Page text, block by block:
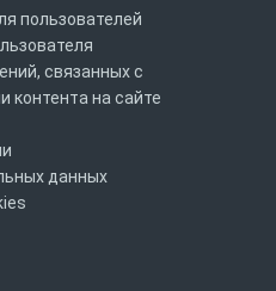
пользователей
связанных с
контента на сайте
данных